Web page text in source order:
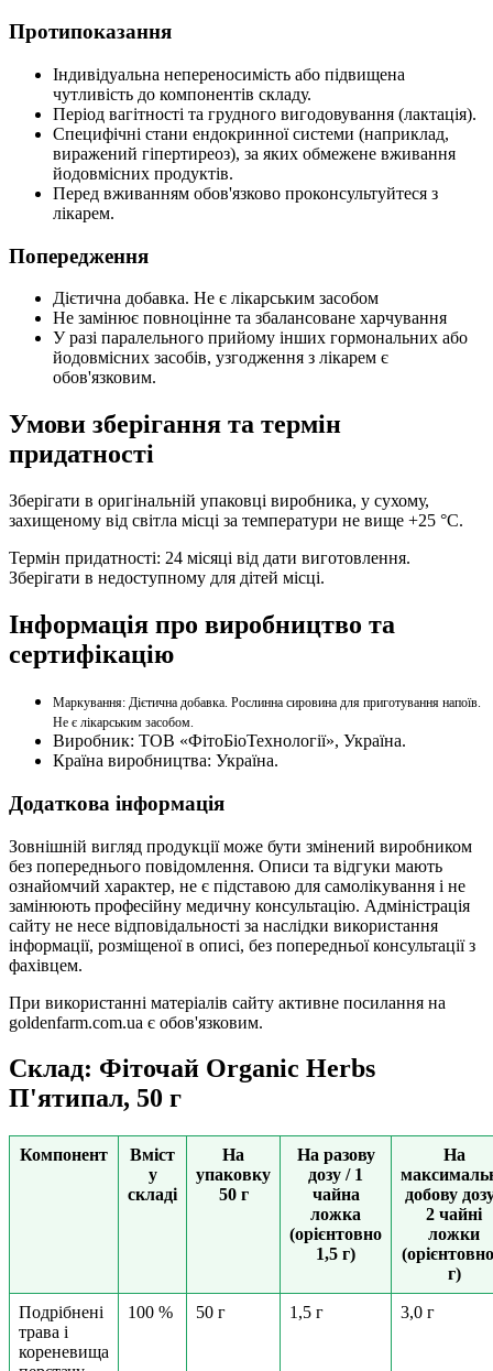
Протипоказання
Індивідуальна непереносимість або підвищена
чутливість до компонентів складу.
Період вагітності та грудного вигодовування (лактація).
Специфічні стани ендокринної системи (наприклад,
виражений гіпертиреоз), за яких обмежене вживання
йодовмісних продуктів.
Перед вживанням обов'язково проконсультуйтеся з
лікарем.
Попередження
Дієтична добавка. Не є лікарським засобом
Не замінює повноцінне та збалансоване харчування
У разі паралельного прийому інших гормональних або
йодовмісних засобів, узгодження з лікарем є
обов'язковим.
Умови зберігання та термін
придатності
Зберігати в оригінальній упаковці виробника, у сухому,
захищеному від світла місці за температури не вище +25 °C.
Термін придатності: 24 місяці від дати виготовлення.
Зберігати в недоступному для дітей місці.
Інформація про виробництво та
сертифікацію
Маркування: Дієтична добавка. Рослинна сировина для приготування напоїв.
Не є лікарським засобом.
Виробник: ТОВ «ФітоБіоТехнології», Україна.
Країна виробництва: Україна.
Додаткова інформація
Зовнішній вигляд продукції може бути змінений виробником
без попереднього повідомлення. Описи та відгуки мають
ознайомчий характер, не є підставою для самолікування і не
замінюють професійну медичну консультацію. Адміністрація
сайту не несе відповідальності за наслідки використання
інформації, розміщеної в описі, без попередньої консультації з
фахівцем.
При використанні матеріалів сайту активне посилання на
goldenfarm.com.ua є обов'язковим.
Склад: Фіточай Organic Herbs
П'ятипал, 50 г
Компонент
Вміст
у
складі
На
упаковку
50 г
На разову
дозу / 1
чайна
ложка
(орієнтовно
1,5 г)
На
добову
2 чайні
ложки
г)
Подрібнені
трава і
кореневища
100 % 50 г 1,5 г 3,0 г